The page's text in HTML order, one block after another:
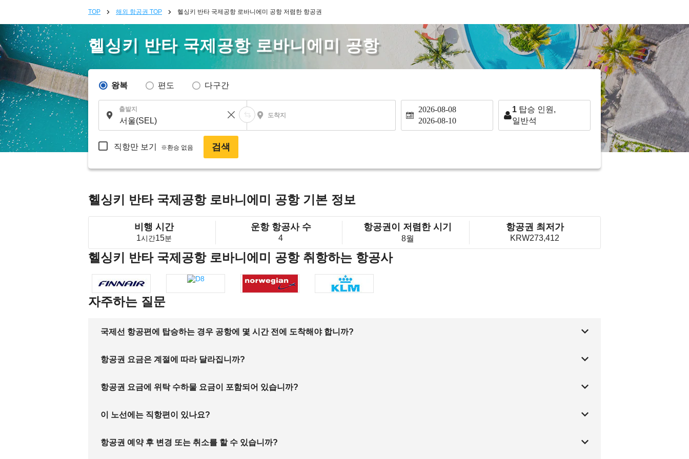
TOP 해외 항공권 TOP 헬싱키 반타 국제공항 로바니에미 공항 저렴한 항공권
헬싱키 반타 국제공항 로바니에미 공항
왕복 편도 다구간
출발지
도착지
2026-08-08
2026-08-10
1 탑승 인원,
일반석
직항만 보기 ※환승 없음 검색
헬싱키 반타 국제공항 로바니에미 공항 기본 정보
비행 시간
1시간15분
운항 항공사 수
4
항공권이 저렴한 시기
8월
항공권 최저가
KRW273,412
헬싱키 반타 국제공항 로바니에미 공항 취항하는 항공사
자주하는 질문
국제선 항공편에 탑승하는 경우 공항에 몇 시간 전에 도착해야 합니까?
항공권 요금은 계절에 따라 달라집니까?
항공권 요금에 위탁 수하물 요금이 포함되어 있습니까?
이 노선에는 직항편이 있나요?
항공권 예약 후 변경 또는 취소를 할 수 있습니까?